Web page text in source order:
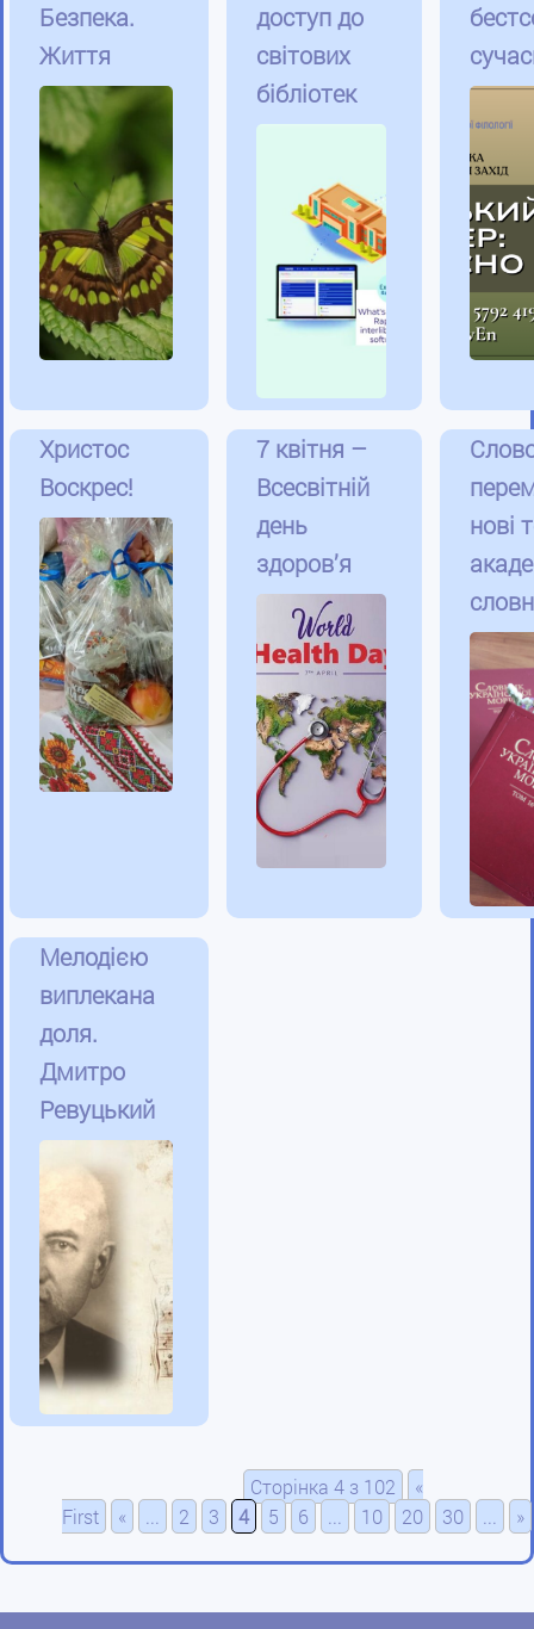
Безпека.
Життя
доступ до
світових
бібліотек
Христос
Воскрес!
7 квітня –
Всесвітній
день
здоров’я
нові
Мелодією
виплекана
доля.
Дмитро
Ревуцький
Сторінка 4 з 102
«
First
« ... 2 3 4 5 6 ... 10 20 30 ... »